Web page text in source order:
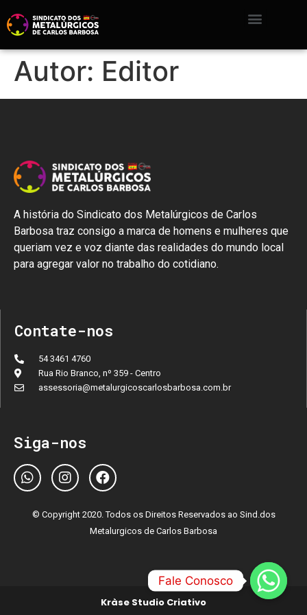
Autor: Editor
A história do Sindicato dos Metalúrgicos de Carlos
Barbosa traz consigo a marca de homens e mulheres que
queriam vez e voz diante das realidades do mundo local
para agregar valor no trabalho do cotidiano.
Contate-nos
54 3461 4760
Rua Rio Branco, nº 359 - Centro
assessoria@metalurgicoscarlosbarbosa.com.br
Siga-nos
© Copyright 2020. Todos os Direitos Reservados ao Sind.dos
Metalurgicos de Carlos Barbosa
Kràse Studio Criativo
Fale Conosco